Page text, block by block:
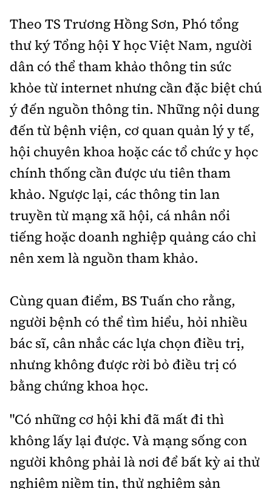
Theo TS Trương Hồng Sơn, Phó tổng
thư ký Tổng hội Y học Việt Nam, người
dân có thể tham khảo thông tin sức
khỏe từ internet nhưng cần đặc biệt chú
ý đến nguồn thông tin. Những nội dung
đến từ bệnh viện, cơ quan quản lý y tế,
hội chuyên khoa hoặc các tổ chức y học
chính thống cần được ưu tiên tham
khảo. Ngược lại, các thông tin lan
truyền từ mạng xã hội, cá nhân nổi
tiếng hoặc doanh nghiệp quảng cáo chỉ
nên xem là nguồn tham khảo.
Cùng quan điểm, BS Tuấn cho rằng,
người bệnh có thể tìm hiểu, hỏi nhiều
bác sĩ, cân nhắc các lựa chọn điều trị,
nhưng không được rời bỏ điều trị có
bằng chứng khoa học.
"Có những cơ hội khi đã mất đi thì
không lấy lại được. Và mạng sống con
người không phải là nơi để bất kỳ ai thử
nghiệm niềm tin, thử nghiệm sản